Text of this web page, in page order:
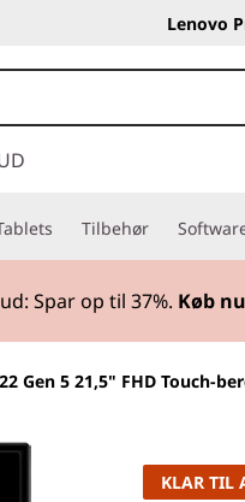
Lenovo
Tilbehør
Spar op til 37%. Køb nu
Gen 5 21,5" FHD Touch-
KLAR TIL